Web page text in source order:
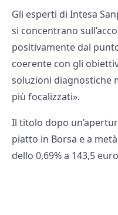
Gli esperti di Intesa
si concentrano
positivamente dal
coerente con gli
soluzioni diagnostiche
più focalizzati».
Il titolo dopo
piatto in Borsa e a
dello 0,69% a 143,5